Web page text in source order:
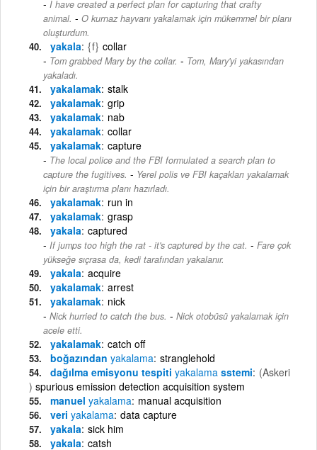
I have created a perfect plan for capturing that crafty
animal. - O kurnaz hayvanı yakalamak için mükemmel bir planı
oluşturdum.
yakala {f} collar
Tom grabbed Mary by the collar. - Tom, Mary'yi yakasından
yakaladı.
yakalamak stalk
yakalamak grip
yakalamak nab
yakalamak collar
yakalamak capture
The local police and the FBI formulated a search plan to
capture the fugitives. - Yerel polis ve FBI kaçakları yakalamak
için bir araştırma planı hazırladı.
yakalamak run in
yakalamak grasp
yakala captured
If jumps too high the rat - it's captured by the cat. - Fare çok
yükseğe sıçrasa da, kedi tarafından yakalanır.
yakala acquire
yakalamak arrest
yakalamak nick
Nick hurried to catch the bus. - Nick otobüsü yakalamak için
acele etti.
yakalamak catch off
boğazından yakalama stranglehold
dağılma emisyonu tespiti yakalama sstemi (Askeri
) spurious emission detection acquisition system
manuel yakalama manual acquisition
veri yakalama data capture
yakala sick him
yakala catsh